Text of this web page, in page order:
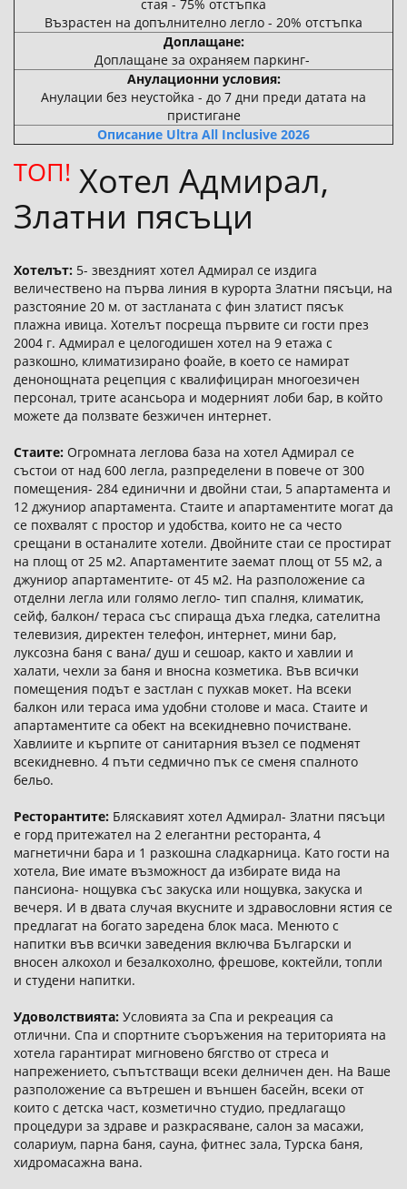
стая - 75% отстъпка
Възрастен на допълнително легло - 20% отстъпка
Доплащане:
Доплащане за охраняем паркинг-
Анулационни условия:
Анулации без неустойка - до 7 дни преди датата на
пристигане
Описание Ultra All Inclusive 2026
ТОП! Хотел Адмирал,
Златни пясъци
Хотелът: 5- звездният хотел Адмирал се издига
величествено на първа линия в курорта Златни пясъци, на
разстояние 20 м. от застланата с фин златист пясък
плажна ивица. Хотелът посреща първите си гости през
2004 г. Адмирал е целогодишен хотел на 9 етажа с
разкошно, климатизирано фоайе, в което се намират
денонощната рецепция с квалифициран многоезичен
персонал, трите асансьора и модерният лоби бар, в който
можете да ползвате безжичен интернет.
Стаите: Огромната леглова база на хотел Адмирал се
състои от над 600 легла, разпределени в повече от 300
помещения- 284 единични и двойни стаи, 5 апартамента и
12 джуниор апартамента. Стаите и апартаментите могат да
се похвалят с простор и удобства, които не са често
срещани в останалите хотели. Двойните стаи се простират
на площ от 25 м2. Апартаментите заемат площ от 55 м2, а
джуниор апартаментите- от 45 м2. На разположение са
отделни легла или голямо легло- тип спалня, климатик,
сейф, балкон/ тераса със спираща дъха гледка, сателитна
телевизия, директен телефон, интернет, мини бар,
луксозна баня с вана/ душ и сешоар, както и хавлии и
халати, чехли за баня и вносна козметика. Във всички
помещения подът е застлан с пухкав мокет. На всеки
балкон или тераса има удобни столове и маса. Стаите и
апартаментите са обект на всекидневно почистване.
Хавлиите и кърпите от санитарния възел се подменят
всекидневно. 4 пъти седмично пък се сменя спалното
бельо.
Ресторантите: Бляскавият хотел Адмирал- Златни пясъци
е горд притежател на 2 елегантни ресторанта, 4
магнетични бара и 1 разкошна сладкарница. Като гости на
хотела, Вие имате възможност да избирате вида на
пансиона- нощувка със закуска или нощувка, закуска и
вечеря. И в двата случая вкусните и здравословни ястия се
предлагат на богато заредена блок маса. Менюто с
напитки във всички заведения включва Български и
вносен алкохол и безалкохолно, фрешове, коктейли, топли
и студени напитки.
Удоволствията: Условията за Спа и рекреация са
отлични. Спа и спортните съоръжения на територията на
хотела гарантират мигновено бягство от стреса и
напрежението, съпътстващи всеки делничен ден. На Ваше
разположение са вътрешен и външен басейн, всеки от
които с детска част, козметично студио, предлагащо
процедури за здраве и разкрасяване, салон за масажи,
солариум, парна баня, сауна, фитнес зала, Турска баня,
хидромасажна вана.